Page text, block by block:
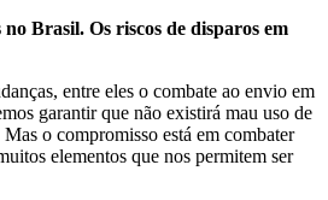
no Brasil. Os riscos de disparos em
entre eles o combate ao envio em
garantir que não existirá mau uso de
o compromisso está em combater
elementos que nos permitem ser